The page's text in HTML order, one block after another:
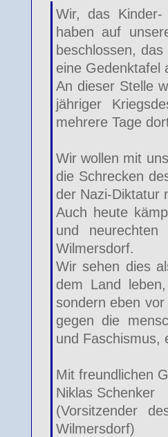
Wir, das Kinder-
haben auf
beschlossen,
eine Gedenktafel
An dieser Stelle
jähriger
mehrere Tage
Wir wollen mit
die Schrecken
der Nazi-Diktatur
Auch heute
und
Wilmersdorf.
Wir sehen dies
dem Land
sondern eben
gegen die
und Faschismus,
Mit freundlichen
Niklas Schenker
(Vorsitzender
Wilmersdorf)